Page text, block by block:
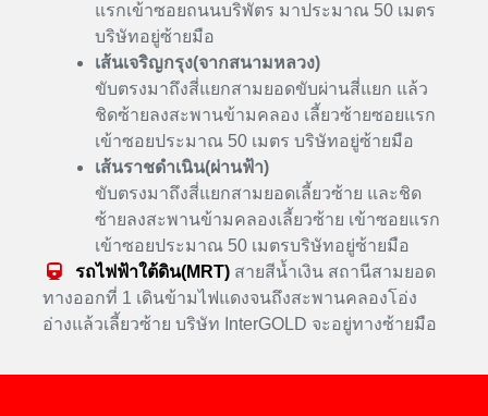
แรกเข้าซอยถนนบริพัตร มาประมาณ 50 เมตร
บริษัทอยู่ซ้ายมือ
เส้นเจริญกรุง(จากสนามหลวง)
ขับตรงมาถึงสี่แยกสามยอดขับผ่านสี่แยก แล้ว
ชิดซ้ายลงสะพานข้ามคลอง เลี้ยวซ้ายซอยแรก
เข้าซอยประมาณ 50 เมตร บริษัทอยู่ซ้ายมือ
เส้นราชดำเนิน(ผ่านฟ้า)
ขับตรงมาถึงสี่แยกสามยอดเลี้ยวซ้าย และชิด
ซ้ายลงสะพานข้ามคลองเลี้ยวซ้าย เข้าซอยแรก
เข้าซอยประมาณ 50 เมตรบริษัทอยู่ซ้ายมือ
รถไฟฟ้าใต้ดิน(MRT) สายสีน้ำเงิน สถานีสามยอด
ทางออกที่ 1 เดินข้ามไฟแดงจนถึงสะพานคลองโอ่ง
อ่างแล้วเลี้ยวซ้าย บริษัท InterGOLD จะอยู่ทางซ้ายมือ